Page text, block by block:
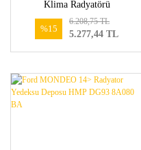
Klima Radyatörü
color=#ff5b01>DG9H 19710
AE-1930646</font></b>
%15
5.277,44 TL
6.208,75 TL